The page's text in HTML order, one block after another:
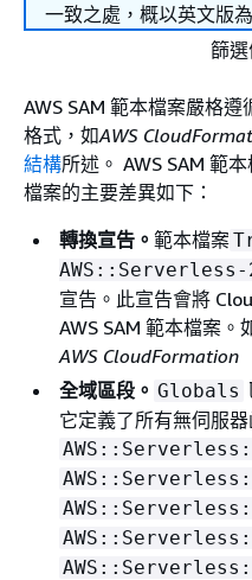
一致之處，概以英文版
篩
AWS SAM 範本檔案嚴格
格式，如AWS
結構所述。 AWS SAM 範
檔案的主要差異如下：
轉換宣告。 範本檔案
AWS::Serverless-
宣告。此宣告會將
AWS SAM 範本檔案。
AWS CloudFormation
全域區段。 Globals
它定義了所有無伺服